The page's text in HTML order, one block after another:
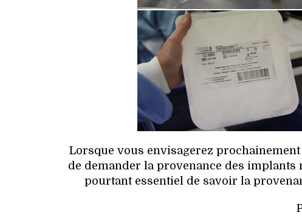
Lorsque vous envisagerez
de demander la provenance des
pourtant essentiel de savoir la